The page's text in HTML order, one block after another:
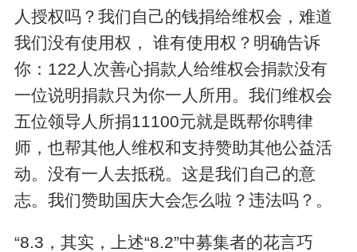
人授权吗？我们自己的钱捐给维权会，难道
我们没有使用权， 谁有使用权？明确告诉
你：122人次善心捐款人给维权会捐款没有
一位说明捐款只为你一人所用。我们维权会
五位领导人所捐11100元就是既帮你聘律
师，也帮其他人维权和支持赞助其他公益活
动。没有一人去抵税。这是我们自己的意
志。我们赞助国庆大会怎么啦？违法吗？。
“8.3，其实，上述“8.2”中募集者的花言巧